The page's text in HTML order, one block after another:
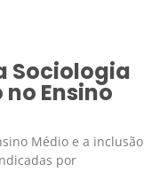
Sociologia
Ensino
Médio e a inclusão
por